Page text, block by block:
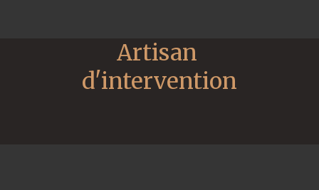
Artisan
d'intervention